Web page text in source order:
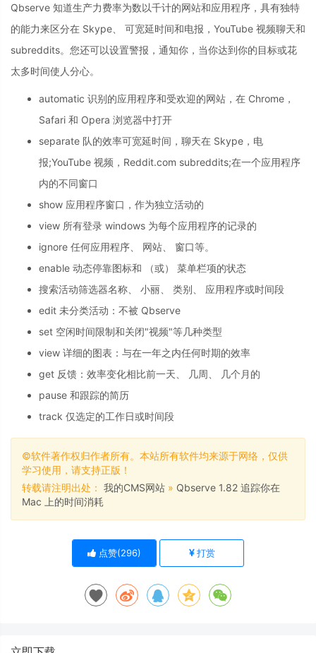
Qbserve 知道生产力费率为数以千计的网站和应用程序，具有独特
的能力来区分在 Skype、 可宽延时间和电报，YouTube 视频聊天和
subreddits。您还可以设置警报，通知你，当你达到你的目标或花
太多时间使人分心。
automatic 识别的应用程序和受欢迎的网站，在 Chrome，
Safari 和 Opera 浏览器中打开
separate 队的效率可宽延时间，聊天在 Skype，电
报;YouTube 视频，Reddit.com subreddits;在一个应用程序
内的不同窗口
show 应用程序窗口，作为独立活动的
view 所有登录 windows 为每个应用程序的记录的
ignore 任何应用程序、 网站、 窗口等。
enable 动态停靠图标和 （或） 菜单栏项的状态
搜索活动筛选器名称、 小丽、 类别、 应用程序或时间段
edit 未分类活动：不被 Qbserve
set 空闲时间限制和关闭"视频"等几种类型
view 详细的图表：与在一年之内任何时期的效率
get 反馈：效率变化相比前一天、 几周、 几个月的
pause 和跟踪的简历
track 仅选定的工作日或时间段
©软件著作权归作者所有。本站所有软件均来源于网络，仅供
学习使用，请支持正版！
转载请注明出处： 我的CMS网站 » Qbserve 1.82 追踪你在
Mac 上的时间消耗
点赞(296) 打赏